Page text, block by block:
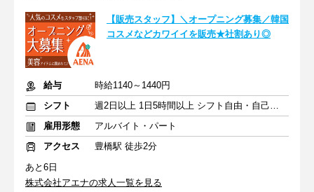
【販売スタッフ】＼オープニング募集／韓国
コスメなどカワイイを販売★社割あり◎
給与
時給1140～1440円
シフト
週2日以上 1日5時間以上 シフト自由・自己申告
雇用形態
アルバイト・パート
アクセス
豊橋駅 徒歩2分
あと6日
株式会社アエナの求人一覧を見る